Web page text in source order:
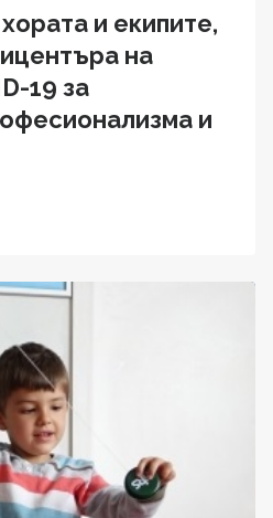
и екипите,
на
19 за
и